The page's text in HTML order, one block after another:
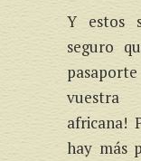
Y estos
seguro
africana!
hay más